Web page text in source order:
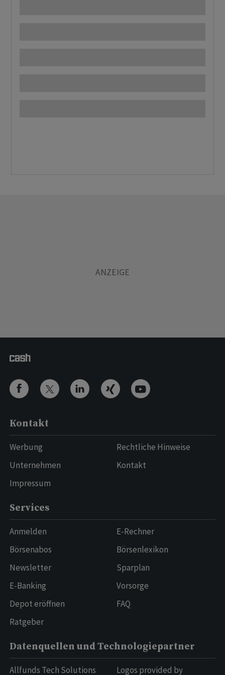
Kontakt
Werbung
Unternehmen
Impressum
Rechtliche Hinweise
Kontakt
Services
Anmelden
Börsenabos
Newsletter
E-Banking
Depot eröffnen
Ratgeber
E-Rechner
Börsenlexikon
Sparplan
Vorsorge
FAQ
Datenquellen und Technologiepartner
Allfunds Tech Solutions
Logos provided by